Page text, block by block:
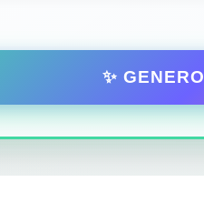
✨